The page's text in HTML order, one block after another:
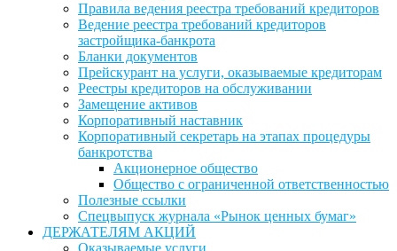
Правила ведения реестра требований кредиторов
Ведение реестра требований кредиторов
застройщика-банкрота
Бланки документов
Прейскурант на услуги, оказываемые кредиторам
Реестры кредиторов на обслуживании
Замещение активов
Корпоративный наставник
Корпоративный секретарь на этапах процедуры
банкротства
Акционерное общество
Общество с ограниченной ответственностью
Полезные ссылки
Спецвыпуск журнала «Рынок ценных бумаг»
ДЕРЖАТЕЛЯМ АКЦИЙ